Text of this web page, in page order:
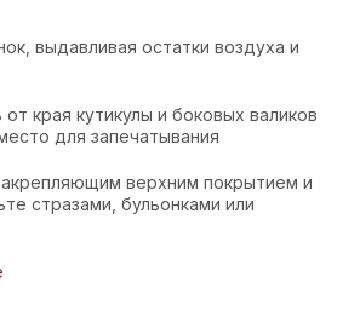
выдавливая остатки воздуха и
края кутикулы и боковых валиков
для запечатывания
верхним покрытием и
стразами, бульонками или